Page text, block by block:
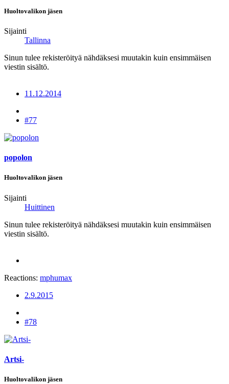
Huoltovalikon jäsen
Sijainti
Tallinna
Sinun tulee rekisteröityä nähdäksesi muutakin kuin ensimmäisen
viestin sisältö.
11.12.2014
#77
popolon
Huoltovalikon jäsen
Sijainti
Huittinen
Sinun tulee rekisteröityä nähdäksesi muutakin kuin ensimmäisen
viestin sisältö.
Reactions: mphumax
2.9.2015
#78
Artsi-
Huoltovalikon jäsen